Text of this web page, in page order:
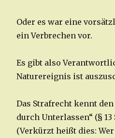
Oder es war eine
ein Verbrechen vor.
Es gibt also
Naturereignis ist
Das Strafrecht kennt
durch Unterlassen“ (§ 13
(Verkürzt heißt dies: